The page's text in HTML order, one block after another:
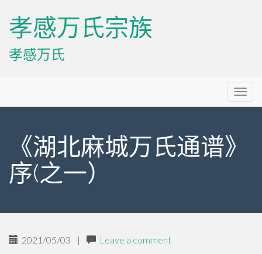
孝感万氏宗族
孝感万氏
Menu
《湖北麻城万氏通谱》
序(之一）
2021/05/03 | Leave a comment